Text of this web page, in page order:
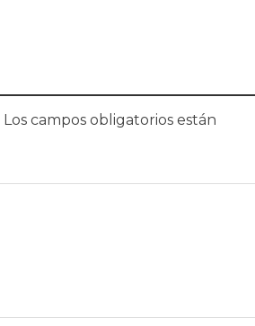
Los campos obligatorios están